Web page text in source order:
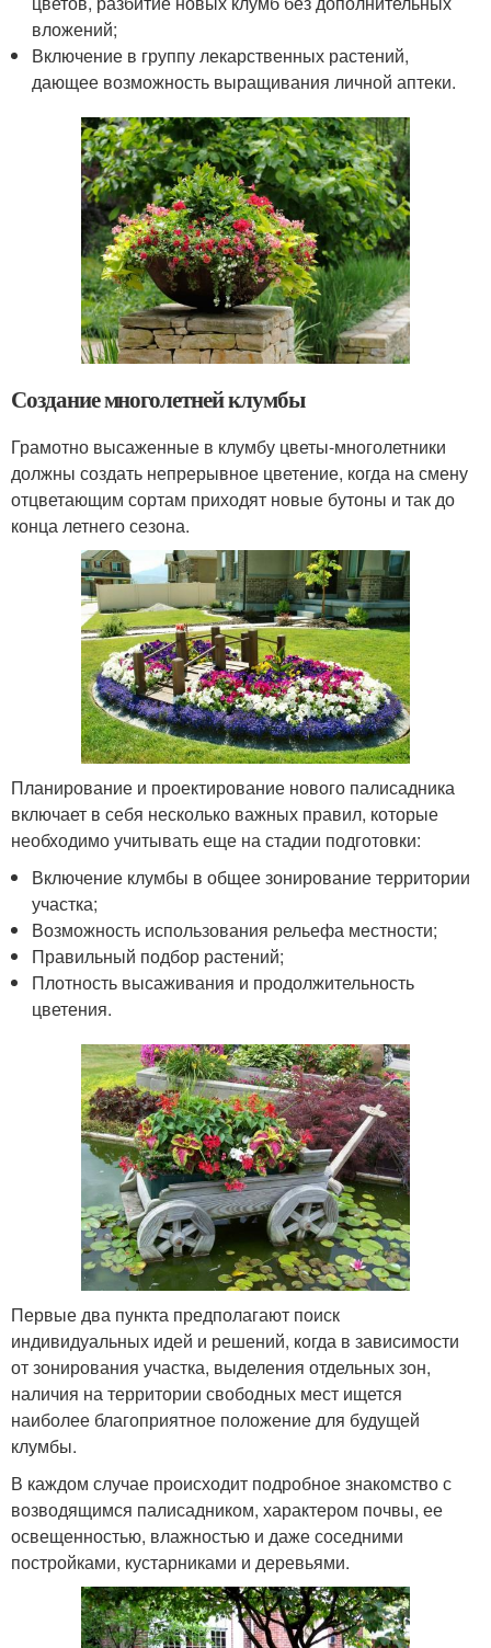
вложений;
Включение в группу лекарственных растений,
дающее возможность выращивания личной аптеки.
Создание многолетней клумбы
Грамотно высаженные в клумбу цветы-многолетники
должны создать непрерывное цветение, когда на смену
отцветающим сортам приходят новые бутоны и так до
конца летнего сезона.
Планирование и проектирование нового палисадника
включает в себя несколько важных правил, которые
необходимо учитывать еще на стадии подготовки:
Включение клумбы в общее зонирование территории
участка;
Возможность использования рельефа местности;
Правильный подбор растений;
Плотность высаживания и продолжительность
цветения.
Первые два пункта предполагают поиск
индивидуальных идей и решений, когда в зависимости
от зонирования участка, выделения отдельных зон,
наличия на территории свободных мест ищется
наиболее благоприятное положение для будущей
клумбы.
В каждом случае происходит подробное знакомство с
возводящимся палисадником, характером почвы, ее
освещенностью, влажностью и даже соседними
постройками, кустарниками и деревьями.